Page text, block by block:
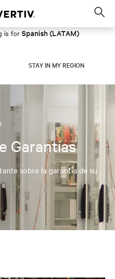
is for Spanish (LATAM)
STAY IN MY REGION
Garantías
sobre la garantía de su